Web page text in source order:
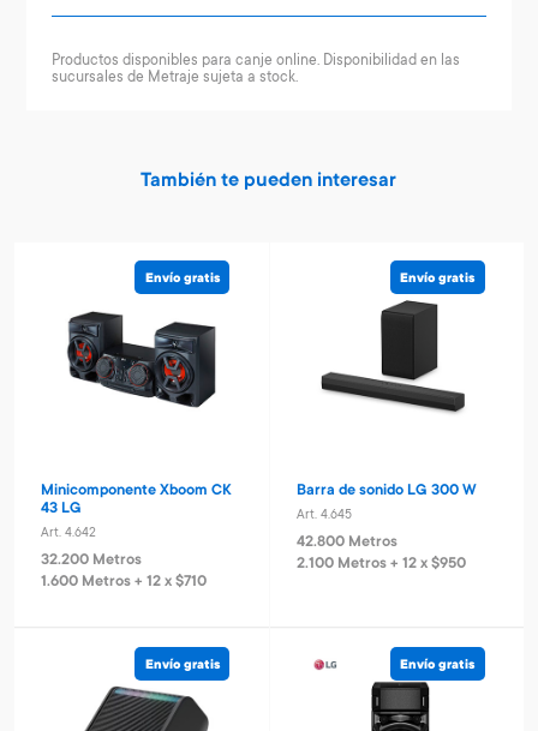
Productos disponibles para canje online. Disponibilidad en las
sucursales de Metraje sujeta a stock.
También te pueden interesar
Envío gratis
Minicomponente Xboom CK
43 LG
Art. 4.642
32.200 Metros
1.600 Metros + 12 x $710
Envío gratis
Barra de sonido LG 300 W
Art. 4.645
42.800 Metros
2.100 Metros + 12 x $950
Envío gratis Envío gratis